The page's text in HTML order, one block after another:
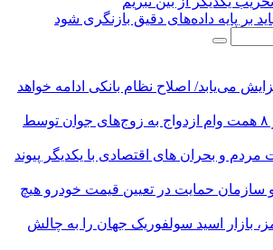
می‌یابد/ اصلاح نظام بانکی ادامه خواهد
پرداخت بیش از ۸ همت وام ازدواج به زوج‌های جوان توسط
و بحران های اقتصادی با یکدیگر پیوند
سازمان حمایت در تعیین قیمت خودرو هیچ
بازار اسید سولفوریک جهان را به چالش